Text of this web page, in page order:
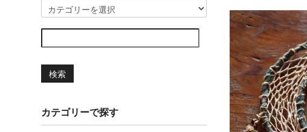
検索
カテゴリーで探す